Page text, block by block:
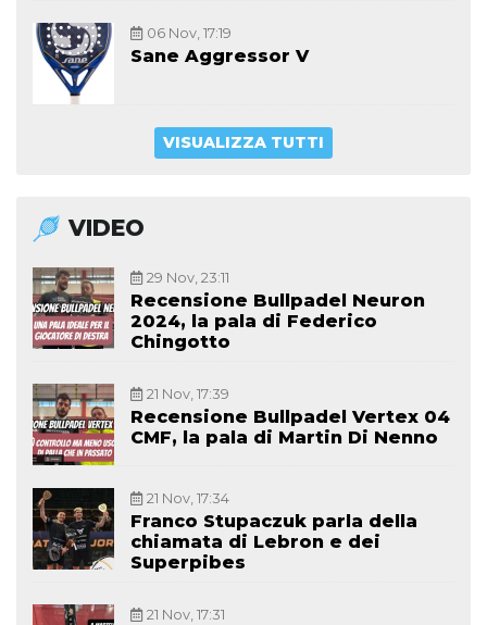
06 Nov, 17:19
Sane Aggressor V
VISUALIZZA TUTTI
VIDEO
29 Nov, 23:11
Recensione Bullpadel Neuron
2024, la pala di Federico
Chingotto
21 Nov, 17:39
Recensione Bullpadel Vertex 04
CMF, la pala di Martin Di Nenno
21 Nov, 17:34
Franco Stupaczuk parla della
chiamata di Lebron e dei
Superpibes
21 Nov, 17:31